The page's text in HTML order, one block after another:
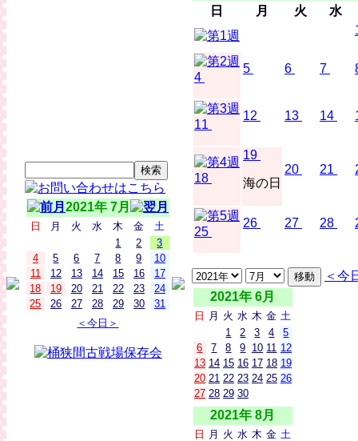
2021年 7月
日 月 火 水 木 金
土
1
2
3
4
5 6 7 8 9
10
11
12 13 14 15 16
17
18
19 20 21 22 23
24
25
26 27 28 29 30
31
＜今日＞
日
月 火
水
4
5 6 7
11
12 13 14
18
19
海の日
20 21
25
26 27 28
＜今
2021年 6月
日 月 火 水 木 金 土
1
2 3 4
5
6
7 8 9 10 11 12
13 14 15 16 17 18 19
20 21 22 23 24 25 26
27 28 29 30
2021年 8月
日 月 火 水 木 金 土